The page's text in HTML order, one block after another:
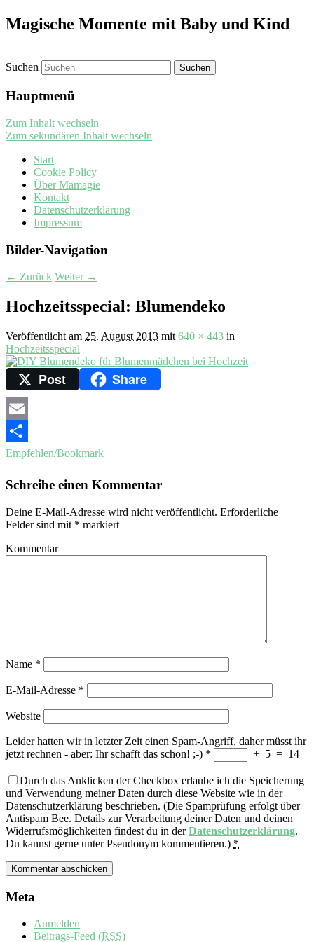
Magische Momente mit Baby und Kind
Suchen
Hauptmenü
Zum Inhalt wechseln
Zum sekundären Inhalt wechseln
Start
Cookie Policy
Über Mamagie
Kontakt
Datenschutzerklärung
Impressum
Bilder-Navigation
← Zurück Weiter →
Hochzeitsspecial: Blumendeko
Veröffentlicht am 25. August 2013 mit 640 × 443 in
Hochzeitsspecial
Post Share
Email
Empfehlen/Bookmark
Schreibe einen Kommentar
Deine E-Mail-Adresse wird nicht veröffentlicht. Erforderliche
Felder sind mit * markiert
Kommentar
Name *
E-Mail-Adresse *
Website
Leider hatten wir in letzter Zeit einen Spam-Angriff, daher müsst ihr
jetzt rechnen - aber: Ihr schafft das schon! ;-) * + 5 = 14
Durch das Anklicken der Checkbox erlaube ich die Speicherung
und Verwendung meiner Daten durch diese Website wie in der
Datenschutzerklärung beschrieben. (Die Spamprüfung erfolgt über
Antispam Bee. Details zur Verarbeitung deiner Daten und deinen
Widerrufsmöglichkeiten findest du in derDatenschutzerklärung.
Du kannst gerne unter Pseudonym kommentieren.) *
Meta
Anmelden
Beitrags-Feed (RSS)